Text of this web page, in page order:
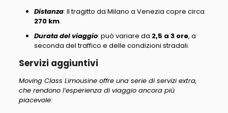
Distanza: Il tragitto da Milano a Venezia copre circa
270 km.
Durata del viaggio: può variare da 2,5 a 3 ore, a
seconda del traffico e delle condizioni stradali.
Servizi aggiuntivi
Moving Class Limousine offre una serie di servizi extra,
che rendono l’esperienza di viaggio ancora più
piacevole: